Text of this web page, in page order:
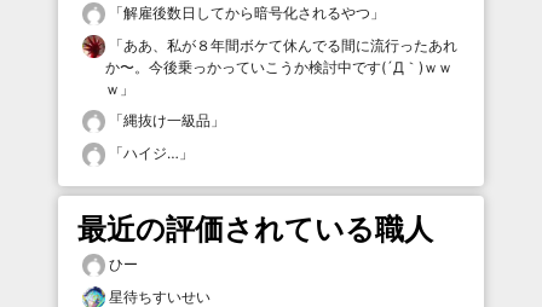
「解雇後数日してから暗号化されるやつ 」
「ああ、私が８年間ボケて休んでる間に流行ったあれ
か〜。今後乗っかっていこうか検討中です(´Д｀)ｗｗ
ｗ 」
「縄抜け一級品 」
「ハイジ… 」
最近の評価されている職人
ひー
星待ちすいせい